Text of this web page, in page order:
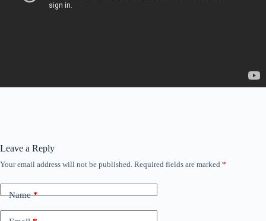
Leave a Reply
Your email address will not be published. Required fields are marked *
Name*